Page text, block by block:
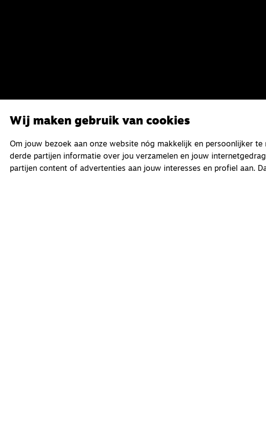
Wij maken gebruik van cookies
Om jouw bezoek aan onze website nóg makkelijk en persoonlijker
derde partijen informatie over jou verzamelen en jouw
partijen content of advertenties aan jouw interesses en profiel aan.